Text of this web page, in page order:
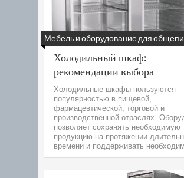
Мебель и оборудование для
Холодильный шкаф:
рекомендации выбора
Холодильные шкафы пользуются
популярностью в пищевой,
фармацевтической, торговой и
производственной отраслях.
позволяет сохранять необходимую
продукцию на протяжении
времени и поддерживать